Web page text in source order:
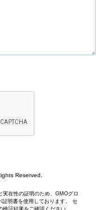
Reserved.
実在性の証明のため、GMOグロ
明書を使用しております。 セ